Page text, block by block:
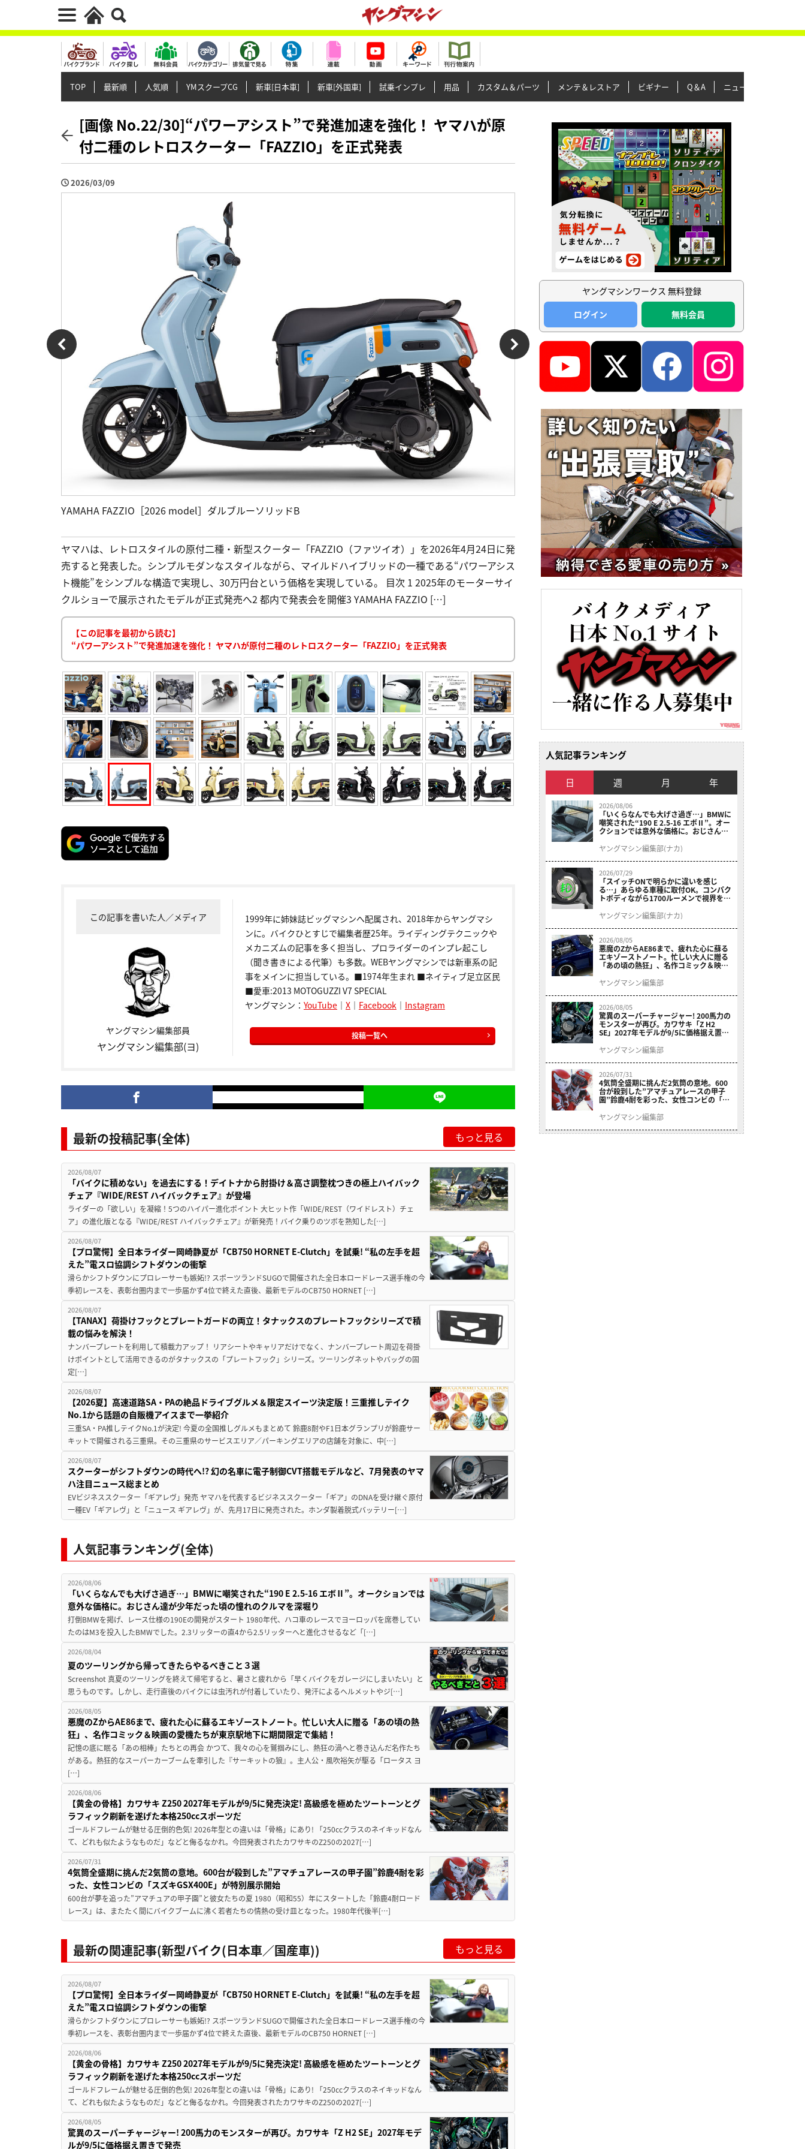
TOP 最新順 人気順 YMスクープCG 新車[日本車] 新車[外国車] 試乗インプレ 用品 カスタム＆パーツ メンテ＆レストア ビギナー Q＆A ニュース＆トピックス
[画像 No.22/30]“パワーアシスト”で発進加速を強化！ ヤマハが原
付二種のレトロスクーター「FAZZIO」を正式発表
2026/03/09
YAMAHA FAZZIO［2026 model］ダルブルーソリッドB
ヤマハは、レトロスタイルの原付二種・新型スクーター「FAZZIO（ファツイオ）」を2026年4月24日に発
売すると発表した。シンプルモダンなスタイルながら、マイルドハイブリッドの一種である“パワーアシス
ト機能”をシンプルな構造で実現し、30万円台という価格を実現している。 目次 1 2025年のモーターサイ
クルショーで展示されたモデルが正式発売へ2 都内で発表会を開催3 YAMAHA FAZZIO […]
【この記事を最初から読む】
“パワーアシスト”で発進加速を強化！ ヤマハが原付二種のレトロスクーター「FAZZIO」を正式発表
この記事を書いた人／メディア
ヤングマシン編集部員
ヤングマシン編集部(ヨ)
1999年に姉妹誌ビッグマシンへ配属され、2018年からヤングマシ
ンに。バイクひとすじで編集者歴25年。ライディングテクニックや
メカニズムの記事を多く担当し、プロライダーのインプレ起こし
（聞き書きによる代筆）も多数。WEBヤングマシンでは新車系の記
事をメインに担当している。■1974年生まれ ■ネイティブ足立区民
■愛車:2013 MOTOGUZZI V7 SPECIAL
ヤングマシン： YouTube｜ X｜ Facebook ｜ Instagram
投稿一覧へ
最新の投稿記事(全体) もっと見る
2026/08/07
「バイクに積めない」を過去にする！デイトナから肘掛け＆高さ調整枕つきの極上ハイバック
チェア『WIDE/REST ハイバックチェア』が登場
ライダーの「欲しい」を凝縮！5つのハイパー進化ポイント 大ヒット作「WIDE/REST（ワイドレスト）チェ
ア」の進化版となる『WIDE/REST ハイバックチェア』が新発売！バイク乗りのツボを熟知した[…]
2026/08/07
【プロ驚愕】全日本ライダー岡崎静夏が「CB750 HORNET E-Clutch」を試乗! “私の左手を超
えた”電スロ協調シフトダウンの衝撃
滑らかシフトダウンにプロレーサーも嫉妬!? スポーツランドSUGOで開催された全日本ロードレース選手権の今
季初レースを、表彰台圏内まで一歩届かず4位で終えた直後、最新モデルのCB750 HORNET […]
2026/08/07
【TANAX】荷掛けフックとプレートガードの両立！タナックスのプレートフックシリーズで積
載の悩みを解決！
ナンバープレートを利用して積載力アップ！ リアシートやキャリアだけでなく、ナンバープレート周辺を荷掛
けポイントとして活用できるのがタナックスの「プレートフック」シリーズ。ツーリングネットやバッグの固
定[…]
2026/08/07
【2026夏】高速道路SA・PAの絶品ドライブグルメ＆限定スイーツ決定版！三重推しテイク
No.1から話題の自販機アイスまで一挙紹介
三重SA・PA推しテイクNo.1が決定! 今夏の全国推しグルメもまとめて 鈴鹿8耐やF1日本グランプリが鈴鹿サー
キットで開催される三重県。その三重県のサービスエリア／パーキングエリアの店舗を対象に、中[…]
2026/08/07
スクーターがシフトダウンの時代へ!? 幻の名車に電子制御CVT搭載モデルなど、7月発表のヤマ
ハ注目ニュース総まとめ
EVビジネススクーター「ギアレヴ」発売 ヤマハを代表するビジネススクーター「ギア」のDNAを受け継ぐ原付
一種EV「ギアレヴ」と「ニュース ギアレヴ」が、先月17日に発売された。ホンダ製着脱式バッテリー[…]
人気記事ランキング(全体)
2026/08/06
「いくらなんでも大げさ過ぎ…」BMWに嘲笑された“190 E 2.5-16 エボⅡ”。オークションでは
意外な価格に。おじさん達が少年だった頃の憧れのクルマを深堀り
打倒BMWを掲げ、レース仕様の190Eの開発がスタート 1980年代、ハコ車のレースでヨーロッパを席巻してい
たのはM3を投入したBMWでした。2.3リッターの直4から2.5リッターへと進化させるなど「[…]
2026/08/04
夏のツーリングから帰ってきたらやるべきこと３選
Screenshot 真夏のツーリングを終えて帰宅すると、暑さと疲れから「早くバイクをガレージにしまいたい」と
思うものです。しかし、走行直後のバイクには虫汚れが付着していたり、発汗によるヘルメットやジ[…]
2026/08/05
悪魔のZからAE86まで、疲れた心に蘇るエキゾーストノート。忙しい大人に贈る「あの頃の熱
狂」、名作コミック＆映画の愛機たちが東京駅地下に期間限定で集結！
記憶の底に眠る「あの相棒」たちとの再会 かつて、我々の心を鷲掴みにし、熱狂の渦へと巻き込んだ名作たち
がある。熱狂的なスーパーカーブームを牽引した『サーキットの狼』。主人公・風吹裕矢が駆る「ロータス ヨ
[…]
2026/08/06
【黄金の骨格】カワサキ Z250 2027年モデルが9/5に発売決定! 高級感を極めたツートーンとグ
ラフィック刷新を遂げた本格250ccスポーツだ
ゴールドフレームが魅せる圧倒的色気! 2026年型との違いは「骨格」にあり! 「250ccクラスのネイキッドなん
て、どれも似たようなものだ」などと侮るなかれ。今回発表されたカワサキのZ250の2027[…]
2026/07/31
4気筒全盛期に挑んだ2気筒の意地。600台が殺到した”アマチュアレースの甲子園”鈴鹿4耐を彩
った、女性コンビの「スズキGSX400E」が特別展示開始
600台が夢を追った”アマチュアの甲子園”と彼女たちの夏 1980（昭和55）年にスタートした「鈴鹿4耐ロード
レース」は、またたく間にバイクブームに沸く若者たちの情熱の受け皿となった。1980年代後半[…]
最新の関連記事(新型バイク(日本車／国産車)) もっと見る
2026/08/07
【プロ驚愕】全日本ライダー岡崎静夏が「CB750 HORNET E-Clutch」を試乗! “私の左手を超
えた”電スロ協調シフトダウンの衝撃
滑らかシフトダウンにプロレーサーも嫉妬!? スポーツランドSUGOで開催された全日本ロードレース選手権の今
季初レースを、表彰台圏内まで一歩届かず4位で終えた直後、最新モデルのCB750 HORNET […]
2026/08/06
【黄金の骨格】カワサキ Z250 2027年モデルが9/5に発売決定! 高級感を極めたツートーンとグ
ラフィック刷新を遂げた本格250ccスポーツだ
ゴールドフレームが魅せる圧倒的色気! 2026年型との違いは「骨格」にあり! 「250ccクラスのネイキッドなん
て、どれも似たようなものだ」などと侮るなかれ。今回発表されたカワサキのZ250の2027[…]
2026/08/05
驚異のスーパーチャージャー! 200馬力のモンスターが再び。カワサキ「Z H2 SE」2027年モデ
ルが9/5に価格据え置きで発売
ヤングマシンワークス 無料登録
ログイン
無料会員
人気記事ランキング
日 週 月 年
2026/08/06
「いくらなんでも大げさ過ぎ…」BMWに
嘲笑された“190 E 2.5-16 エボⅡ”。オー
クションでは意外な価格に。おじさん達
ヤングマシン編集部(ナカ)
2026/07/29
「スイッチONで明らかに違いを感じ
る…」あらゆる車種に取付OK。コンパク
トボディながら1700ルーメンで視界を確
ニット プレシャスレイ スモール］
ヤングマシン編集部(ナカ)
2026/08/05
悪魔のZからAE86まで、疲れた心に蘇る
エキゾーストノート。忙しい大人に贈る
「あの頃の熱狂」、名作コミック＆映画
結！
ヤングマシン編集部
2026/08/05
驚異のスーパーチャージャー! 200馬力の
モンスターが再び。カワサキ「Z H2
SE」2027年モデルが9/5に価格据え置き
ヤングマシン編集部
2026/07/31
4気筒全盛期に挑んだ2気筒の意地。600
台が殺到した”アマチュアレースの甲子
園”鈴鹿4耐を彩った、女性コンビの「ス
ヤングマシン編集部